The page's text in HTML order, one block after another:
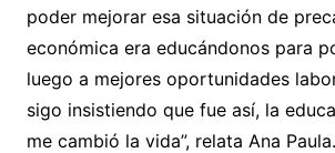
poder mejorar esa situación de
económica era educándonos para
luego a mejores oportunidades
sigo insistiendo que fue así, la
me cambió la vida”, relata Ana Paula.